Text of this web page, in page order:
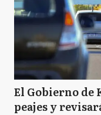
El Gobierno
peajes y